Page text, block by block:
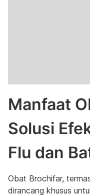
Manfaat
Solusi
Flu dan
Obat Brochifar,
dirancang khusus